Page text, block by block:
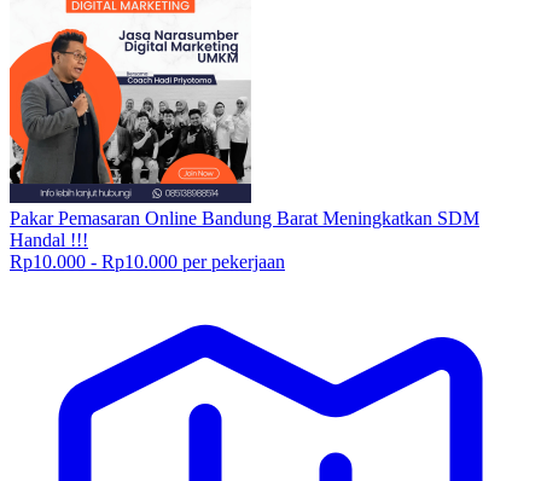
Pakar Pemasaran Online Bandung Barat Meningkatkan SDM
Handal !!!
Rp10.000 - Rp10.000 per pekerjaan